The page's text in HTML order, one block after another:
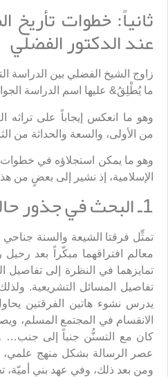
ثانياً: خطوات تأريخ
عند الدكتور الفضلي
زاوج الشيخ الفضلي بين الدراسة
ما يُطْلِقُ& عليها اسم الدراسة
وهو ما انعكس إيجاباً على تراثه
من الأولى، والسعة والحداثة من
وهو ما يمكن استجلاؤه في خطوات
الإسلامية، إذ نشير إلى بعضٍ من
1ـ البحث في جذور حالات الانقسام
تمثِّل فرقتا الشيعة والسنة جناحي
معالم افتراقهما مبكّراً بعد
تمايزهما في النظرة إلى تفاصيل
تفاصيل المسائل التشريعية.
يدرس نشوء هاتين الفرقتين
الانقسام في المجتمع المسلم،
كان مع التسنُّن جنباً إلى جنب…
عصر الرسالة بشكل منهج علمي،
ومن بعد ذلك، وفي عهد بني أميّة،